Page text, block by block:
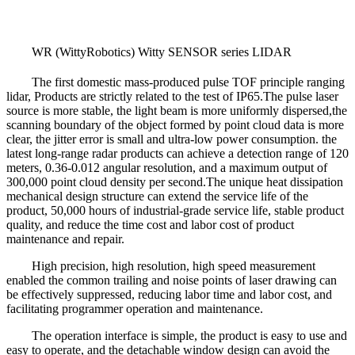
WR (WittyRobotics) Witty SENSOR series LIDAR
The first domestic mass-produced pulse TOF principle ranging
lidar, Products are strictly related to the test ofIP65.The pulse laser
source is more stable, the light beam is more uniformly dispersed,the
scanning boundary of the object formed by point cloud data is more
clear, the jitter error is small and ultra-low power consumption. the
latest long-range radar products can achieve a detection range of 120
meters, 0.36-0.012 angular resolution, and a maximum output of
300,000 point cloud density per second.The unique heat dissipation
mechanical design structure can extend the service life of the
product, 50,000 hours of industrial-grade service life, stable product
quality, and reduce the time cost and labor cost of product
maintenance and repair.
High precision, high resolution, high speed measurement
enabled the common trailing and noise points of laser drawing can
be effectively suppressed, reducing labor time and labor cost, and
facilitating programmer operation and maintenance.
The operation interface is simple, the product is easy to use and
easy to operate, and the detachable window design can avoid the